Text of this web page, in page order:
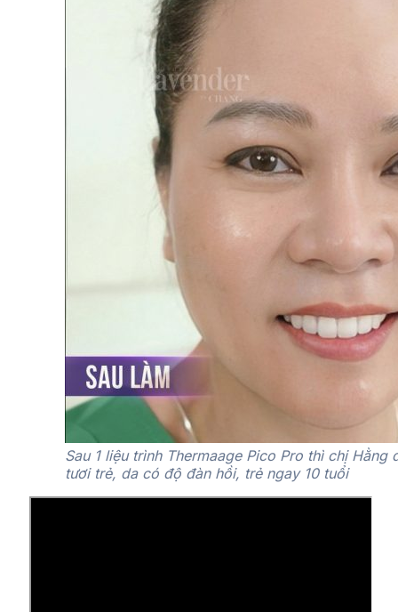
Sau 1 liệu trình Thermaage Pico Pro thì chị
tươi trẻ, da có độ đàn hồi, trẻ ngay 10 tuổi